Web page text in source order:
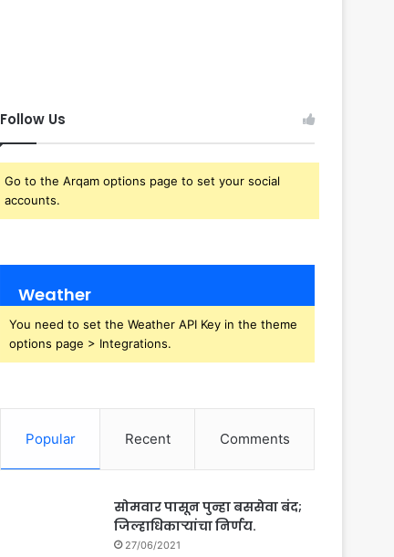
Follow Us
Go to the Arqam options page to set your social
accounts.
Weather
You need to set the Weather API Key in the theme
options page > Integrations.
Popular Recent Comments
सोमवार पासून पुन्हा बससेवा बंद;
जिल्हाधिकाऱ्यांचा निर्णय.
27/06/2021